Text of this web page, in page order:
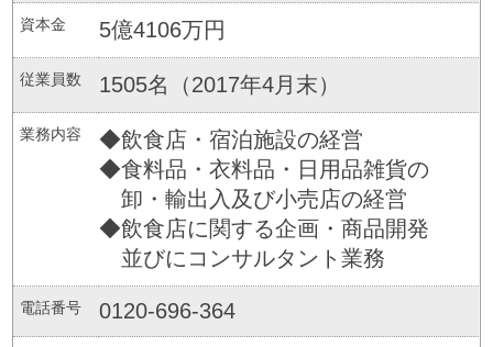
資本金 5億4106万円
従業員数 1505名（2017年4月末）
業務内容
◆飲食店・宿泊施設の経営
◆食料品・衣料品・日用品雑貨の
卸・輸出入及び小売店の経営
◆飲食店に関する企画・商品開発
並びにコンサルタント業務
電話番号 0120-696-364